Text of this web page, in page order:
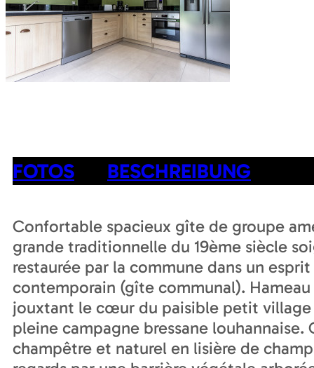
FOTOS BESCHREIBUNG
Confortable spacieux gîte de groupe
grande traditionnelle du 19ème siècle
restaurée par la commune dans un
contemporain (gîte communal).
jouxtant le cœur du paisible petit village
pleine campagne bressane
champêtre et naturel en lisière de